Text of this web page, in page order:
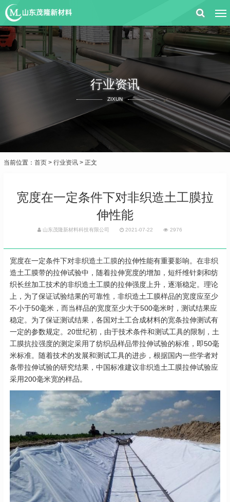
行业资讯
ZIXUN
当前位置： 首页 > 行业资讯 > 正文
宽度在一定条件下对非织造土工膜拉
伸性能
山东茂隆新材料科技有限公司 2021-07-22 2976
宽度在一定条件下对非织造土工膜的拉伸性能有重要影响。在非织
造土工膜带的拉伸试验中，随着拉伸宽度的增加，短纤维针刺和纺
织长丝加工技术的非织造土工膜的拉伸强度上升，逐渐稳定。理论
上，为了保证试验结果的可靠性，非织造土工膜样品的宽度应至少
不小于50毫米，而当样品的宽度至少大于500毫米时，测试结果应
稳定。为了保证测试结果，各国对土工合成材料的宽条拉伸测试有
一定的参数规定。20世纪初，由于技术条件和测试工具的限制，土
工膜抗拉强度的测定采用了纺织品样品带拉伸试验的标准，即50毫
米标准。随着技术的发展和测试工具的进步，根据国内一些学者对
条带拉伸试验的研究结果，中国标准建议非织造土工膜拉伸试验应
采用200毫米宽的样品。